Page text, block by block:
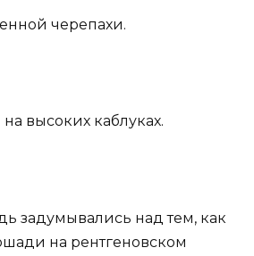
черепахи.
высоких каблуках.
задумывались над тем, как
на рентгеновском